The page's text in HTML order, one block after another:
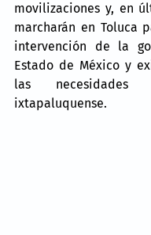
movilizaciones y, en
marcharán en Toluca
intervención de la
Estado de México y
las
ixtapaluquense.